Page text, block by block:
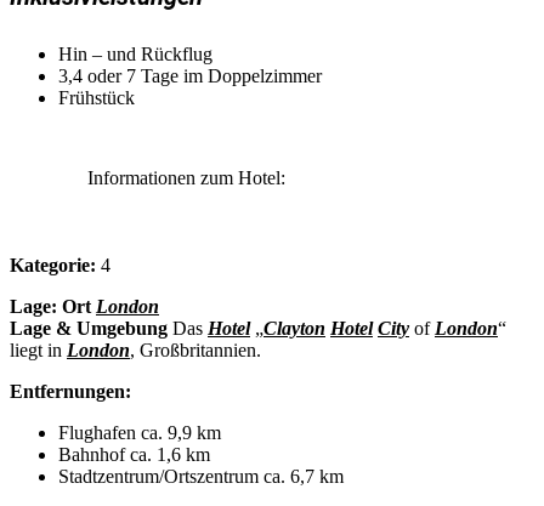
Hin – und Rückflug
3,4 oder 7 Tage im Doppelzimmer
Frühstück
Informationen zum Hotel:
Kategorie: 4
Lage: Ort London
Lage & Umgebung Das Hotel„Clayton Hotel City of London“
liegt in London, Großbritannien.
Entfernungen:
Flughafen ca. 9,9 km
Bahnhof ca. 1,6 km
Stadtzentrum/Ortszentrum ca. 6,7 km